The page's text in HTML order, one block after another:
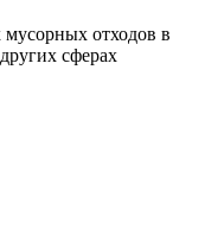
отходов в
сферах